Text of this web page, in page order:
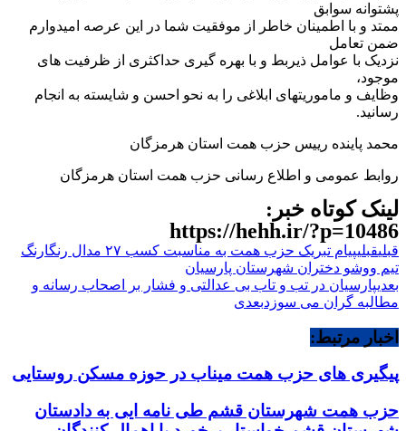
پشتوانه سوابق
ممتد و با اطمینان خاطر از موفقیت شما در این عرصه امیدوارم
ضمن تعامل
نزدیک با عوامل ذیربط و با بهره گیری حداکثری از ظرفیت های
موجود،
وظایف و ماموریتهای ابلاغی را به نحو احسن و شایسته به انجام
رسانید.
محمد پاینده رییس حزب همت استان هرمزگان
روابط عمومی و اطلاع رسانی حزب همت استان هرمزگان
لینک کوتاه خبر:
https://hehh.ir/?p=10486
قبلیقبلی
پیام تبریک حزب همت به مناسبت کسب ۲۷ مدال رنگارنگ
تیم ووشو دختران شهرستان پارسیان
بعدیپارسیان در تب و تاب بی عدالتی و فشار بر اصحاب رسانه و
مطالبه گران می سوزدبعدی
اخبار مرتبط:
پیگیری های حزب همت میناب در حوزه مسکن روستایی
حزب همت شهرستان قشم طی نامه ایی به دادستان